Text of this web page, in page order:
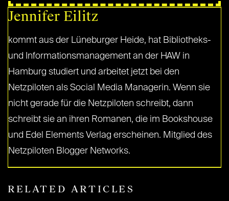
Jennifer Eilitz
kommt aus der Lüneburger Heide, hat Bibliotheks-
und Informationsmanagement an der HAW in
Hamburg studiert und arbeitet jetzt bei den
Netzpiloten als Social Media Managerin. Wenn sie
nicht gerade für die Netzpiloten schreibt, dann
schreibt sie an ihren Romanen, die im Bookshouse
und Edel Elements Verlag erscheinen. Mitglied des
Netzpiloten Blogger Networks.
RELATED ARTICLES